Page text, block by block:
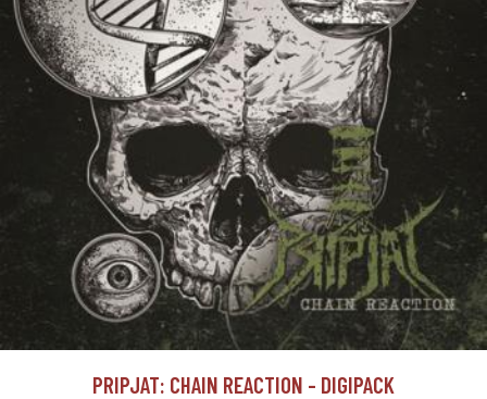
PRIPJAT: CHAIN REACTION - DIGIPACK